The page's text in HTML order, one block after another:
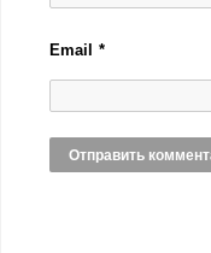
Email*